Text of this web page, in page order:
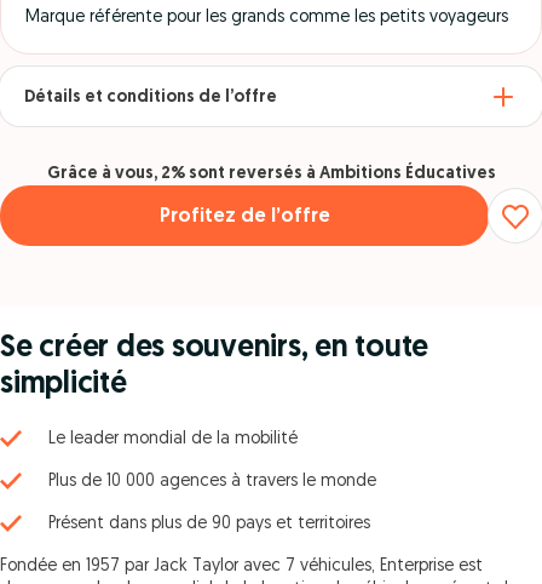
Se créer des souvenirs, en toute
simplicité
Le leader mondial de la mobilité
Plus de 10 000 agences à travers le monde
Présent dans plus de 90 pays et territoires
Fondée en 1957 par Jack Taylor avec 7 véhicules, Enterprise est
Marque référente pour les grands comme les petits voyageurs
Détails et conditions de l’offre
Profitez de l’offre
Grâce à vous, 2% sont reversés à Ambitions Éducatives